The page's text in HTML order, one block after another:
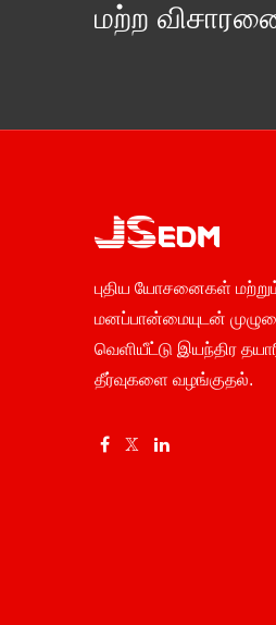
மற்ற
புதிய யோசனைகள்
மனப்பான்மையுடன்
வெளியீட்டு இயந்திர
தீர்வுகளை வழங்குதல்.